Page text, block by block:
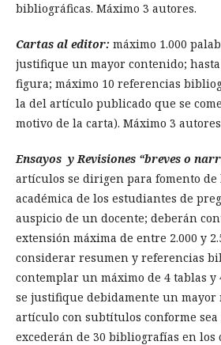
bibliográficas. Máximo 3 autores.
Cartas al editor: máximo 1.000
justifique un mayor contenido;
figura; máximo 10 referencias
la del artículo publicado que se
motivo de la carta). Máximo 3
Ensayos y Revisiones “breves o
artículos se dirigen para fomento
académica de los estudiantes de
auspicio de un docente; deberán
extensión máxima de entre 2.000 y
considerar resumen y referencias
contemplar un máximo de 4 tablas y
se justifique debidamente un
artículo con subtítulos conforme sea
excederán de 30 bibliografías en los